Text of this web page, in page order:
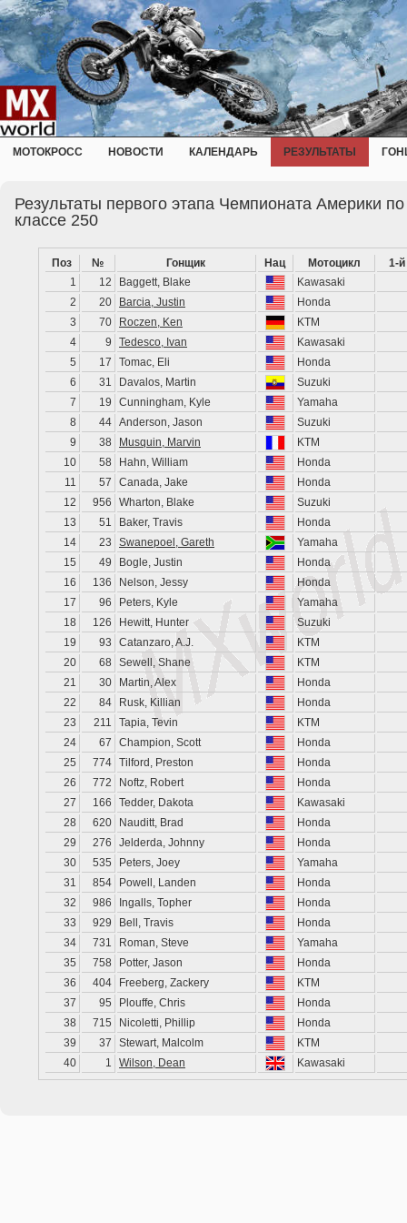
МОТОКРОСС НОВОСТИ КАЛЕНДАРЬ РЕЗУЛЬТАТЫ
Результаты первого этапа Чемпионата Америки
классе 250
Поз № Гонщик Нац Мотоцикл
1-
1
12 Baggett, Blake
Kawasaki
2
20 Barcia, Justin
Honda
3
70 Roczen, Ken
KTM
4
9 Tedesco, Ivan
Kawasaki
5
17 Tomac, Eli
Honda
6
31 Davalos, Martin
Suzuki
7
19 Cunningham, Kyle
Yamaha
8
44 Anderson, Jason
Suzuki
9
38 Musquin, Marvin
KTM
10
58 Hahn, William
Honda
11
57 Canada, Jake
Honda
12
956 Wharton, Blake
Suzuki
13
51 Baker, Travis
Honda
14
23 Swanepoel, Gareth
Yamaha
15
49 Bogle, Justin
Honda
16
136 Nelson, Jessy
Honda
17
96 Peters, Kyle
Yamaha
18
126 Hewitt, Hunter
Suzuki
19
93 Catanzaro, A.J.
KTM
20
68 Sewell, Shane
KTM
21
30 Martin, Alex
Honda
22
84 Rusk, Killian
Honda
23
211 Tapia, Tevin
KTM
24
67 Champion, Scott
Honda
25
774 Tilford, Preston
Honda
26
772 Noftz, Robert
Honda
27
166 Tedder, Dakota
Kawasaki
28
620 Nauditt, Brad
Honda
29
276 Jelderda, Johnny
Honda
30
535 Peters, Joey
Yamaha
31
854 Powell, Landen
Honda
32
986 Ingalls, Topher
Honda
33
929 Bell, Travis
Honda
34
731 Roman, Steve
Yamaha
35
758 Potter, Jason
Honda
36
404 Freeberg, Zackery
KTM
37
95 Plouffe, Chris
Honda
38
715 Nicoletti, Phillip
Honda
39
37 Stewart, Malcolm
KTM
40
1 Wilson, Dean Kawasaki